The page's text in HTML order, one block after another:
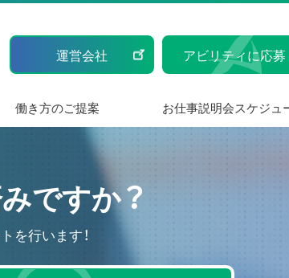
運営会社 アビリティに応募
働き方のご提案 お仕事説明会スケジュ
ですか？
を行います！